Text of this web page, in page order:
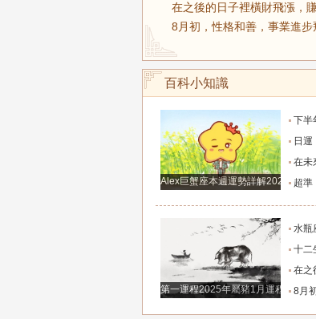
在之後的日子裡橫財飛漲，
8月初，性格和善，事業進
百科小知識
Alex巨蟹座本週運勢詳解
下半年逆風
日運｜克
在未來的
超準，跟
第一運程2025年屬豬1月運程解析
水瓶座
十二生
在之後的日子
8月初，性格和